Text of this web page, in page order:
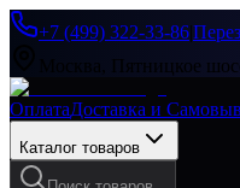
+7 (499) 322-33-86|
Москва, Пятницкое
ОплатаДоставка и
Каталог товаров